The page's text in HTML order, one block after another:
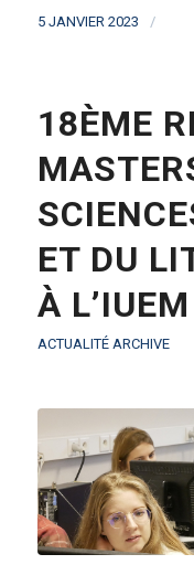
5 JANVIER 2023 /
18ÈME
ET DU
À L’IUEM
ACTUALITÉ ARCHIVE